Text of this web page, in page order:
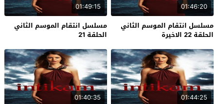
01:46:20
مسلسل انتقام الموسم الثاني
الحلقة 22 الاخيرة
01:49:15
مسلسل انتقام الموسم الثاني
الحلقة 21
01:44:25
01:40:35